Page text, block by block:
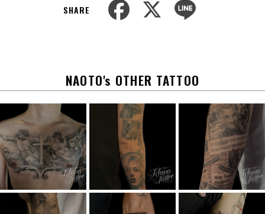
SHARE
NAOTO's OTHER TATTOO